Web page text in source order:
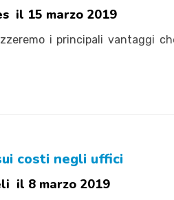
il 15 marzo 2019
i principali vantaggi
costi negli uffici
il 8 marzo 2019